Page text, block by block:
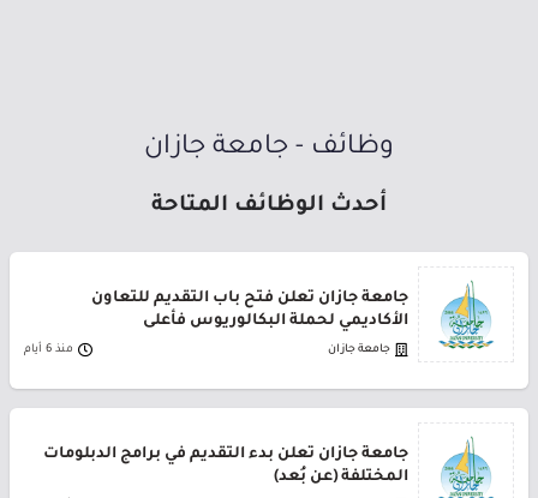
وظائف - جامعة جازان
أحدث الوظائف المتاحة
جامعة جازان تعلن فتح باب التقديم للتعاون
الأكاديمي لحملة البكالوريوس فأعلى
جامعة جازان منذ 6 أيام
جامعة جازان تعلن بدء التقديم في برامج الدبلومات
المختلفة (عن بُعد)